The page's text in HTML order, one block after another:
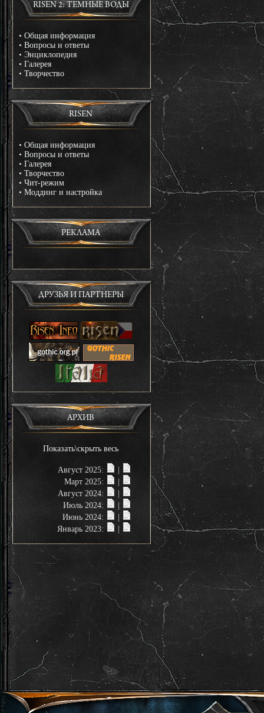
RISEN 2: ТЕМНЫЕ ВОДЫ
• Общая информация
• Вопросы и ответы
• Энциклопедия
• Галерея
• Творчество
RISEN
• Общая информация
• Вопросы и ответы
• Галерея
• Творчество
• Чит-режим
• Моддинг и настройка
РЕКЛАМА
ДРУЗЬЯ И ПАРТНЕРЫ
АРХИВ
Показать\скрыть весь
Август 2025:
Март 2025:
Август 2024:
Июль 2024:
Июнь 2024:
Январь 2023: